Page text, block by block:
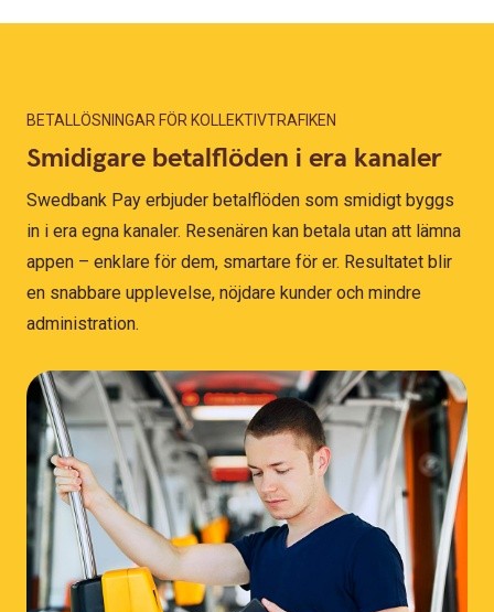
BETALLÖSNINGAR FÖR KOLLEKTIVTRAFIKEN
Smidigare betalflöden i era kanaler
Swedbank Pay erbjuder betalflöden som smidigt byggs
in i era egna kanaler. Resenären kan betala utan att lämna
appen – enklare för dem, smartare för er. Resultatet blir
en snabbare upplevelse, nöjdare kunder och mindre
administration.